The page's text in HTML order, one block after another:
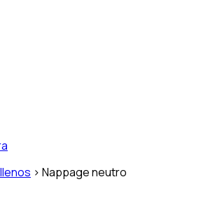
> Nappage neutro